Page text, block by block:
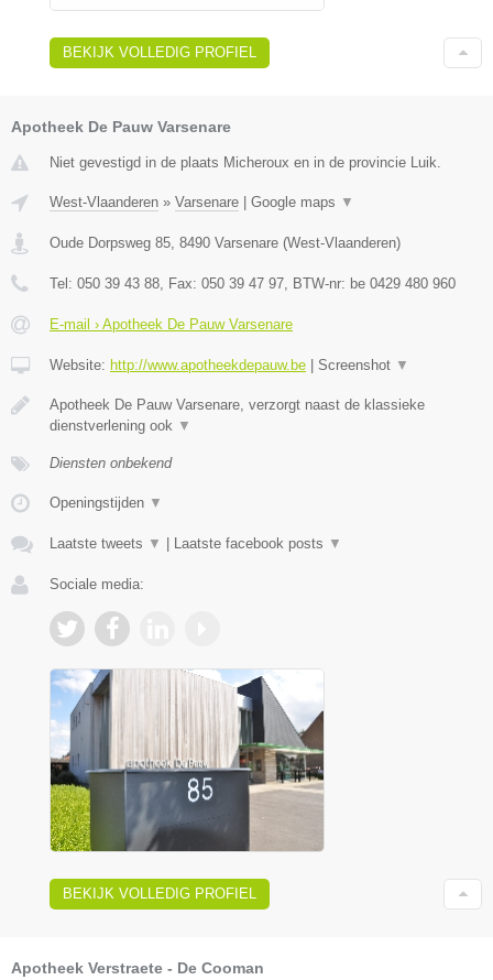
BEKIJK VOLLEDIG PROFIEL
Apotheek De Pauw Varsenare
Niet gevestigd in de plaats Micheroux en in de provincie Luik.
West-Vlaanderen » Varsenare Google maps ▼
Oude Dorpsweg 85 8490 Varsenare (West-Vlaanderen)
Tel: 050 39 43 88 , Fax: 050 39 47 97 , BTW-nr: be 0429 480 960
E-mail › Apotheek De Pauw Varsenare
Website: http://www.apotheekdepauw.be Screenshot ▼
Apotheek De Pauw Varsenare, verzorgt naast de klassieke
dienstverlening ook ▼
Diensten onbekend
Openingstijden ▼
Laatste tweets ▼ Laatste facebook posts ▼
Sociale media:
BEKIJK VOLLEDIG PROFIEL
Apotheek Verstraete - De Cooman